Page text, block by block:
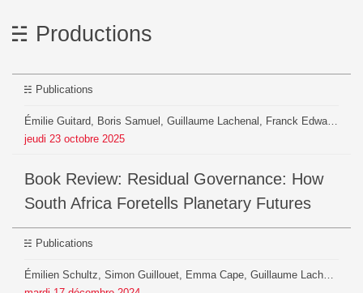
Productions
Publications
jeudi 23 octobre 2025
Book Review: Residual Governance: How
South Africa Foretells Planetary Futures
Publications